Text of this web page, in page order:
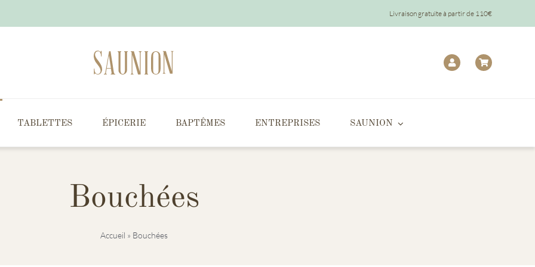
Livraison gratuite à partir de 110€
TABLETTES ÉPICERIE BAPTÊMES ENTREPRISES SAUNION
Bouchées
Accueil » Bouchées